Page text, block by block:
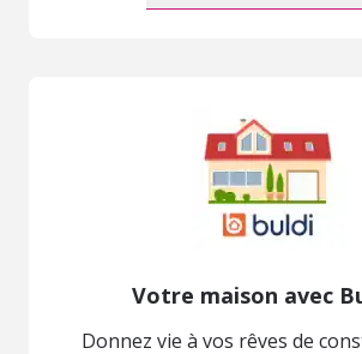
Votre maison avec
Donnez vie à vos rêves de